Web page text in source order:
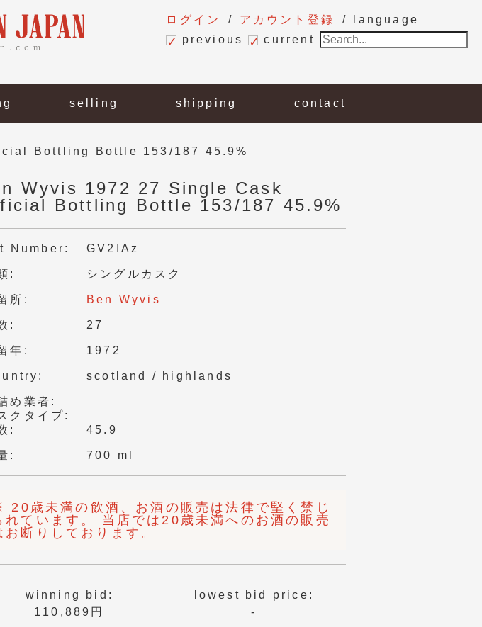
ログイン アカウント登録
language
previous
current
selling shipping contact
Bottling Bottle 153/187 45.9%
Wyvis 1972 27 Single Cask
Bottling Bottle 153/187 45.9%
Number GV2IAz
シングルカスク
所 Ben Wyvis
27
年 1972
scotland / highlands
め業者
クタイプ
45.9
700 ml
20歳未満の飲酒、お酒の販売は法律で堅く禁じ
れています。 当店では20歳未満へのお酒の販売
お断りしております。
winning bid:
110,889円
lowest bid price:
-